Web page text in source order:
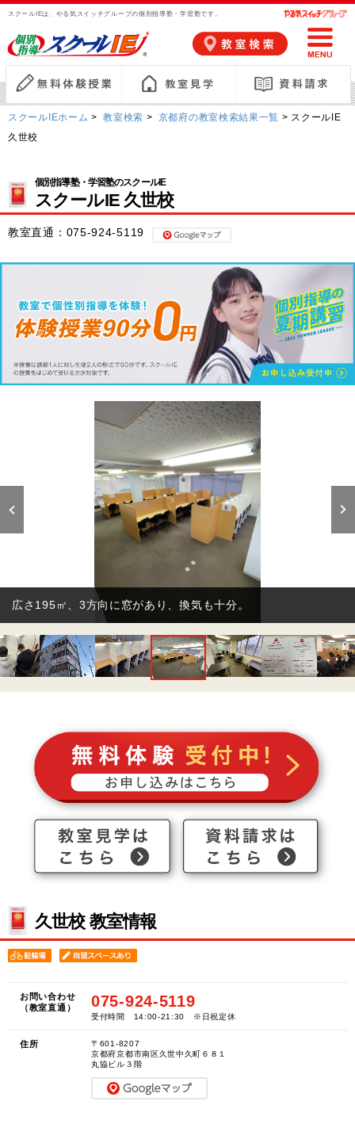
スクールIEは、やる気スイッチグループの個別指導塾・学習塾です。
スクールIEホーム > 教室検索 > 京都府の教室検索結果一覧 > スクールIE
久世校
個別指導塾・学習塾のスクールIE
スクールIE 久世校
教室直通： 075-924-5119
広さ195㎡、3方向に窓があり、換気も十分。
久世校 教室情報
お問い合わせ
（教室直通）
075-924-5119
受付時間 14:00-21:30 ※日祝定休
住所
〒601-8207
京都府京都市南区久世中久町６８１
丸協ビル３階